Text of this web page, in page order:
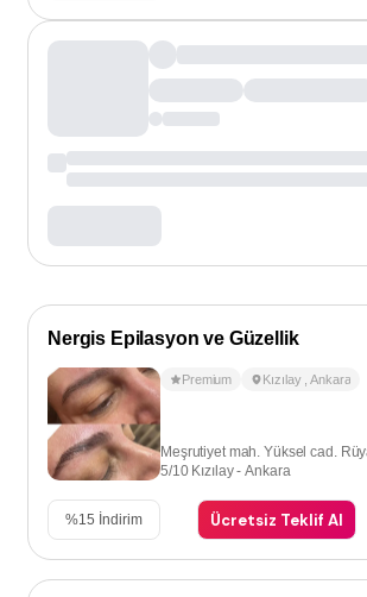
Nergis Epilasyon ve Güzellik
Premium Kızılay ,Ankara
Meşrutiyet mah. Yüksel cad.
5/10 Kızılay - Ankara
%15 İndirim Ücretsiz Teklif Al